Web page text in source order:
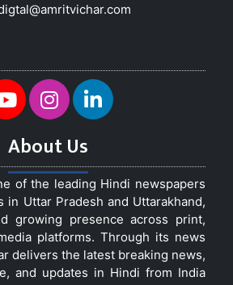
About Us
of the leading Hindi newspapers
in Uttar Pradesh and Uttarakhand,
growing presence across print,
platforms. Through its news
delivers the latest breaking news,
and updates in Hindi from India